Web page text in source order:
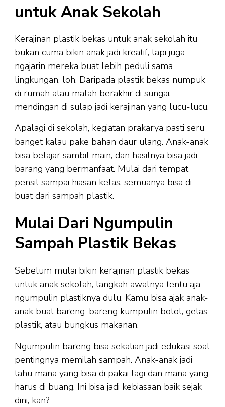
untuk Anak Sekolah
Kerajinan plastik bekas untuk anak sekolah itu
bukan cuma bikin anak jadi kreatif, tapi juga
ngajarin mereka buat lebih peduli sama
lingkungan, loh. Daripada plastik bekas numpuk
di rumah atau malah berakhir di sungai,
mendingan di sulap jadi kerajinan yang lucu-lucu.
Apalagi di sekolah, kegiatan prakarya pasti seru
banget kalau pake bahan daur ulang. Anak-anak
bisa belajar sambil main, dan hasilnya bisa jadi
barang yang bermanfaat. Mulai dari tempat
pensil sampai hiasan kelas, semuanya bisa di
buat dari sampah plastik.
Mulai Dari Ngumpulin
Sampah Plastik Bekas
Sebelum mulai bikin kerajinan plastik bekas
untuk anak sekolah, langkah awalnya tentu aja
ngumpulin plastiknya dulu. Kamu bisa ajak anak-
anak buat bareng-bareng kumpulin botol, gelas
plastik, atau bungkus makanan.
Ngumpulin bareng bisa sekalian jadi edukasi soal
pentingnya memilah sampah. Anak-anak jadi
tahu mana yang bisa di pakai lagi dan mana yang
harus di buang. Ini bisa jadi kebiasaan baik sejak
dini, kan?